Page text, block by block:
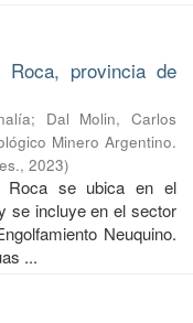
Roca, provincia de
; Dal Molin, Carlos
Minero Argentino.
, 2023)
Roca se ubica en el
se incluye en el sector
Neuquino.
...